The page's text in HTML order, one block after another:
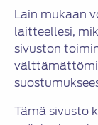
Lain mukaan
laitteellesi,
sivuston
Tämä sivusto